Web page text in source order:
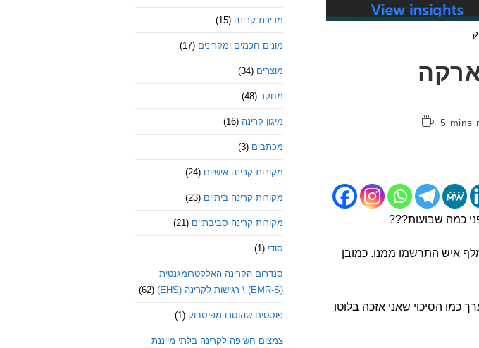
זמן
5 mins
איש התרשמו ממנו. כמובן
כמו הסיכוי שאני אזכה בלוטו
מדידת קרינה (15)
מונים חכמים ומקרינים (17)
מוצרים (34)
מחקר (48)
מיגון קרינה (16)
מכתבים (3)
מקורות קרינה אישיים (24)
מקורות קרינה ביתיים (23)
מקורות קרינה סביבתיים (21)
סודי (1)
סנדרום הקרינה האלקטרומגנטית
(EMR-S) \ רגישות לקרינה (EHS)
(62)
פוסטים שהוסרו מפיסבוק (1)
צמצום חשיפה לקרינה בלתי מייננת